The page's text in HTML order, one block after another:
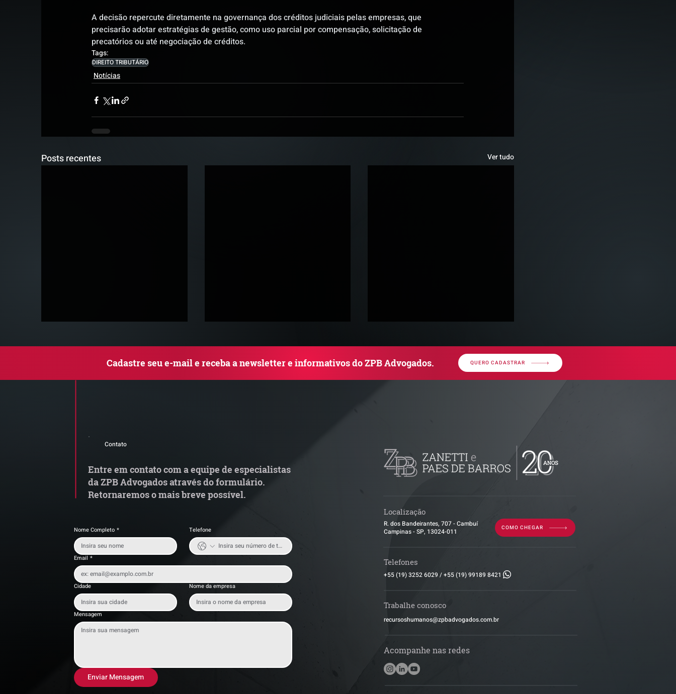
A decisão repercute diretamente na governança dos créditos judiciais pelas empresas, que
precisarão adotar estratégias de gestão, como uso parcial por compensação, solicitação de
precatórios ou até negociação de créditos.
Tags:
DIREITO TRIBUTÁRIO
Notícias
Posts recentes Ver tudo
do transporte rodoviário de
cargas e exige atenção das
de ações trabalhistas
Cadastre seu e-mail e receba a newsletter e informativos do ZPB Advogados. QUERO CADASTRAR
Contato
Entre em contato com a equipe de especialistas
da ZPB Advogados através do formulário.
Retornaremos o mais breve possível.
Nome Completo * Telefone
Email *
Cidade Nome da empresa
Mensagem
Enviar Mensagem
Localização
R. dos Bandeirantes, 707 - Cambuí
Campinas - SP, 13024-011
COMO CHEGAR
Telefones
+55 (19) 3252 6029 /+55 (19) 99189 8421
Trabalhe conosco
​recursoshumanos@zpbadvogados.com.br
Acompanhe nas redes